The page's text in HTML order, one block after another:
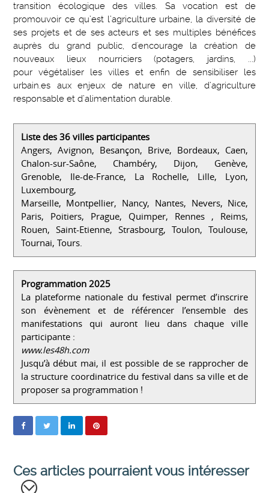
transition écologique des villes. Sa vocation est de
promouvoir ce qu’est l’agriculture urbaine, la diversité de
ses projets et de ses acteurs et ses multiples bénéfices
auprès du grand public, d'encourage la création de
nouveaux lieux nourriciers (potagers, jardins, ...)
pour végétaliser les villes et enfin de sensibiliser les
urbain.es aux enjeux de nature en ville, d’agriculture
responsable et d’alimentation durable.
Liste des 36 villes participantes
Angers, Avignon, Besançon, Brive, Bordeaux, Caen,
Chalon-sur-Saône, Chambéry, Dijon, Genève,
Grenoble, Ile-de-France, La Rochelle, Lille, Lyon,
Luxembourg,
Marseille, Montpellier, Nancy, Nantes, Nevers, Nice,
Paris, Poitiers, Prague, Quimper, Rennes , Reims,
Rouen, Saint-Etienne, Strasbourg, Toulon, Toulouse,
Tournai, Tours.
Programmation 2025
La plateforme nationale du festival permet d’inscrire
son évènement et de référencer l’ensemble des
manifestations qui auront lieu dans chaque ville
participante :
www.les48h.com
Jusqu’à début mai, il est possible de se rapprocher de
la structure coordinatrice du festival dans sa ville et de
proposer sa programmation !
Ces articles pourraient vous intéresser